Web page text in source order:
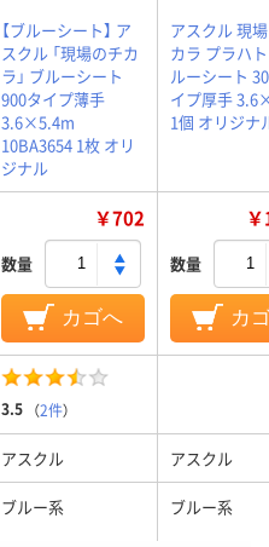
【ブルーシート】 ア
スクル 「現場のチカ
ラ」 ブルーシート
900タイプ薄手
3.6×5.4m
10BA3654 1枚 オリ
ジナル
アスクル 現
カラ プラハ
ルーシート
イプ厚手
1個 オリジナ
￥702
数量
カゴへ
数量
カ
3.5 （2件）
アスクル アスクル
ブルー系 ブルー系